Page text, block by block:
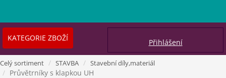
Přihlášení
KATEGORIE ZBOŽÍ
Celý sortiment STAVBA Stavební díly,materiál
Průvětrníky s klapkou UH